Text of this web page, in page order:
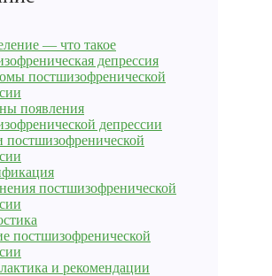
— что такое
депрессия
постшизофренической
появления
депрессии
постшизофренической
постшизофренической
постшизофренической
и рекомендации